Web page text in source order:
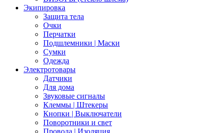
Экипировка
Защита тела
Очки
Перчатки
Подшлемники | Маски
Сумки
Одежда
Электротовары
Датчики
Для дома
Звуковые сигналы
Клеммы | Штекеры
Кнопки | Выключатели
Поворотники и свет
Провода | Изоляция